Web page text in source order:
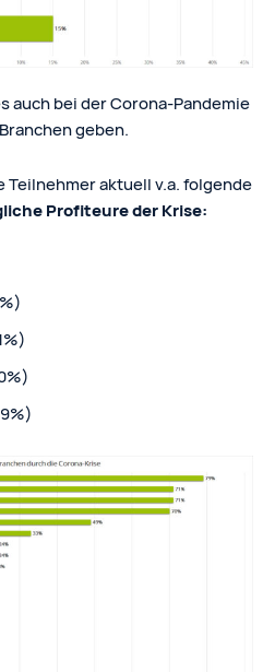
auch bei der Corona-Pandemie
geben.
Teilnehmer aktuell v.a. folgende
Profiteure der Krise: